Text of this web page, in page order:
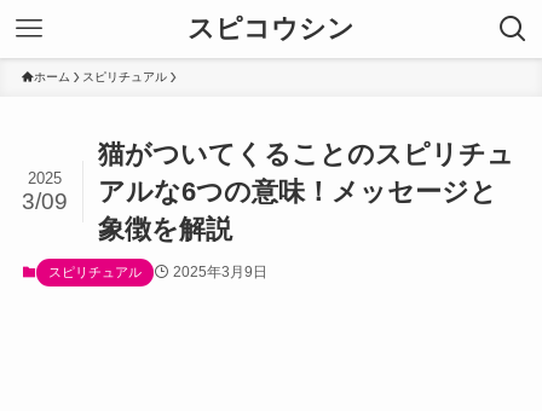
スピコウシン
ホーム スピリチュアル
猫がついてくることのスピリチュ
アルな6つの意味！メッセージと
象徴を解説
2025
3/09
スピリチュアル 2025年3月9日